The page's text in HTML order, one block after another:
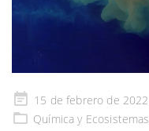
Publicado
en
15 de febrero de 2022
Química y Ecosistemas